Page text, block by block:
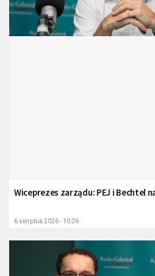
Wiceprezes zarządu: PEJ i Bechtel
6 sierpnia 2026 - 10:26